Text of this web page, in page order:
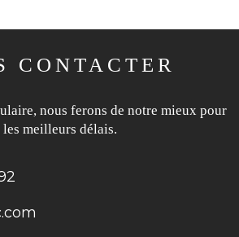
CONTACTER
nous ferons de notre mieux pour
meilleurs délais.